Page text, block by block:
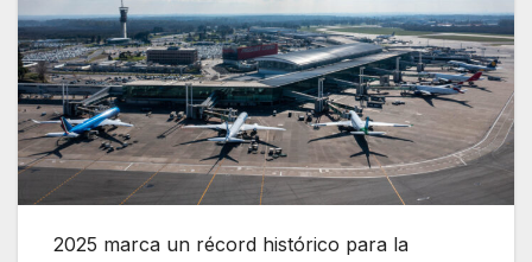
2025 marca un récord histórico para la